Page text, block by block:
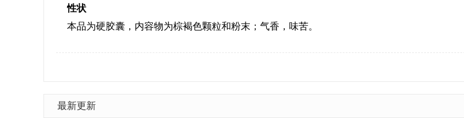
性状
本品为硬胶囊，内容物为棕褐色颗粒和粉末；气香，味苦。
最新更新